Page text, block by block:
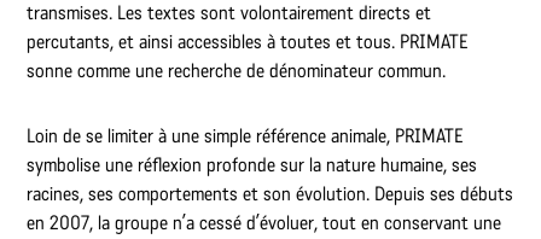
transmises. Les textes sont volontairement directs et
percutants, et ainsi accessibles à toutes et tous. PRIMATE
sonne comme une recherche de dénominateur commun.
Loin de se limiter à une simple référence animale, PRIMATE
symbolise une réflexion profonde sur la nature humaine, ses
racines, ses comportements et son évolution. Depuis ses débuts
en 2007, la groupe n’a cessé d’évoluer, tout en conservant une